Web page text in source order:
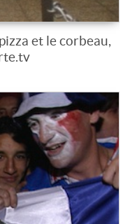
et le corbeau,